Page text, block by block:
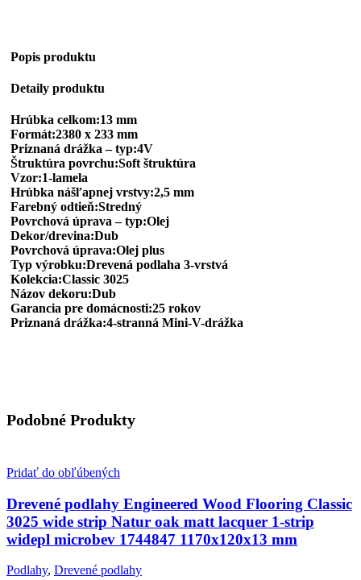
Popis produktu
Detaily produktu
Hrúbka celkom:13 mm
Formát:2380 x 233 mm
Priznaná drážka – typ:4V
Štruktúra povrchu:Soft štruktúra
Vzor:1-lamela
Hrúbka nášľapnej vrstvy:2,5 mm
Farebný odtieň:Stredný
Povrchová úprava – typ:Olej
Dekor/drevina:Dub
Povrchová úprava:Olej plus
Typ výrobku:Drevená podlaha 3-vrstvá
Kolekcia:Classic 3025
Názov dekoru:Dub
Garancia pre domácnosti:25 rokov
Priznaná drážka:4-stranná Mini-V-drážka
Podobné Produkty
Pridať do obľúbených
Drevené podlahy Engineered Wood Flooring Classic
3025 wide strip Natur oak matt lacquer 1-strip
widepl microbev 1744847 1170x120x13 mm
Podlahy, Drevené podlahy